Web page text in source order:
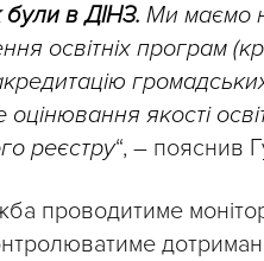
в ДІНЗ. Ми маємо
освітніх програм
якості
реєстру“, – пояснив
проводитиме